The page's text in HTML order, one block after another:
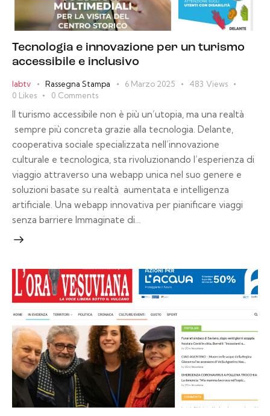
Tecnologia e innovazione per un turismo
accessibile e inclusivo
labtv Rassegna Stampa 6 Marzo 2025 483 Views
0 Likes 0 Comments
Il turismo accessibile non è più un’utopia, ma una realtà
sempre più concreta grazie alla tecnologia. Delante,
cooperativa sociale specializzata nell’innovazione
culturale e tecnologica, sta rivoluzionando l’esperienza di
viaggio attraverso una webapp unica nel suo genere e
soluzioni basate su realtà aumentata e intelligenza
artificiale. Una webapp innovativa per pianificare viaggi
senza barriere Immaginate di…